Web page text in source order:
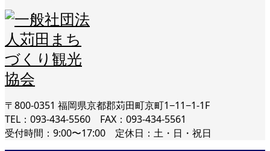
〒800-0351 福岡県京都郡苅田町京町1−11−1-1F
TEL：093-434-5560 FAX：093-434-5561
受付時間：9:00〜17:00 定休日：土・日・祝日